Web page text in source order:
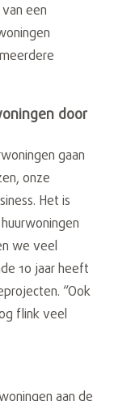
een
door
gaan
onze
Het is
we veel
10 jaar heeft
“Ook
flink veel